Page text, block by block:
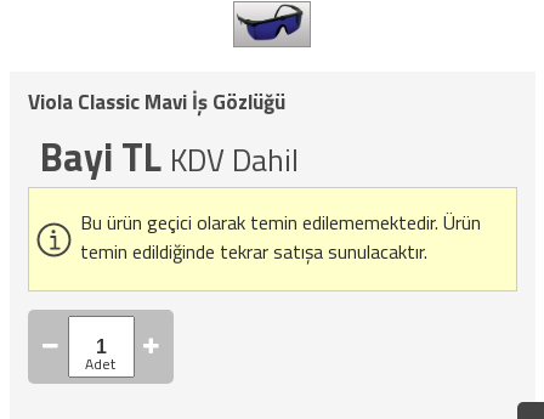
Viola Classic Mavi İş Gözlüğü
Bayi TL KDV Dahil
Bu ürün geçici olarak temin edilememektedir. Ürün
temin edildiğinde tekrar satışa sunulacaktır.